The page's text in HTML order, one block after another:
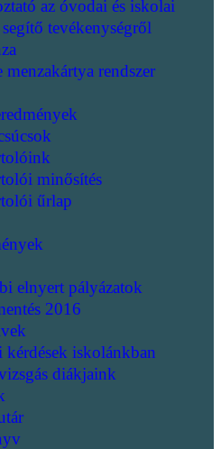
az óvodai és iskolai
tevékenységről
menzakártya rendszer
minősítés
űrlap
elnyert pályázatok
2016
iskolánkban
diákjaink